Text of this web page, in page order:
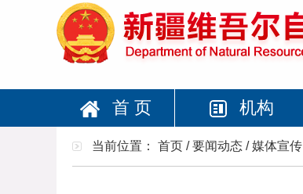
首 页 机构
当前位置： 首页 /要闻动态 /媒体宣传